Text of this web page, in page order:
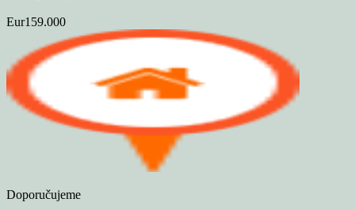
Eur159.000
Doporučujeme